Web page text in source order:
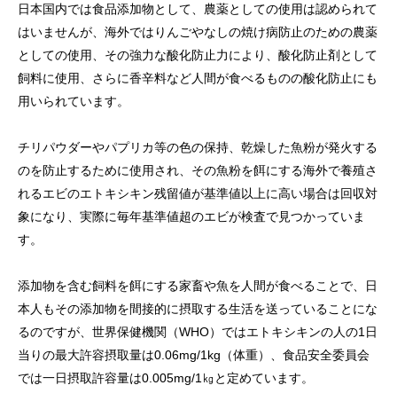
日本国内では食品添加物として、農薬としての使用は認められて
はいませんが、海外ではりんごやなしの焼け病防止のための農薬
としての使用、その強力な酸化防止力により、酸化防止剤として
飼料に使用、さらに香辛料など人間が食べるものの酸化防止にも
用いられています。
チリパウダーやパプリカ等の色の保持、乾燥した魚粉が発火する
のを防止するために使用され、その魚粉を餌にする海外で養殖さ
れるエビのエトキシキン残留値が基準値以上に高い場合は回収対
象になり、実際に毎年基準値超のエビが検査で見つかっていま
す。
添加物を含む飼料を餌にする家畜や魚を人間が食べることで、日
本人もその添加物を間接的に摂取する生活を送っていることにな
るのですが、世界保健機関（WHO）ではエトキシキンの人の1日
当りの最大許容摂取量は0.06mg/1kg（体重）、食品安全委員会
では一日摂取許容量は0.005mg/1㎏と定めています。